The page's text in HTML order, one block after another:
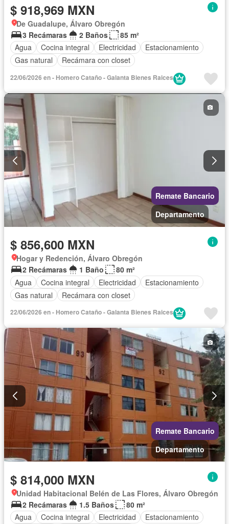
$ 918,969 MXN
De Guadalupe, Álvaro Obregón
3 Recámaras
2 Baños
85 m²
Agua
Cocina integral Electricidad
Estacionamiento
Gas natural
Recámara con closet
22/06/2026 en - Homero Cataño - Galanta Bienes Raices
Remate Bancario
Departamento
$ 856,600 MXN
Hogar y Redención, Álvaro Obregón
2 Recámaras
1 Baño
80 m²
Agua
Cocina integral Electricidad
Estacionamiento
Gas natural
Recámara con closet
22/06/2026 en - Homero Cataño - Galanta Bienes Raices
Remate Bancario
Departamento
$ 814,000 MXN
Unidad Habitacional Belén de Las Flores, Álvaro Obregón
2 Recámaras
1.5 Baños
80 m²
Agua
Cocina integral Electricidad
Estacionamiento